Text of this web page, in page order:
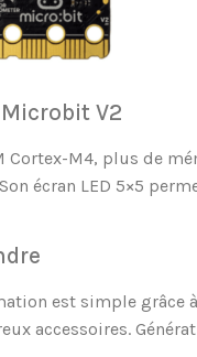
V2
Cortex-M4, plus de
écran LED 5×5
est simple grâce
accessoires.